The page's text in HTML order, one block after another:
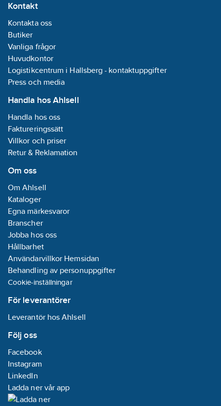
Kontakt
Kontakta oss
Butiker
Vanliga frågor
Huvudkontor
Logistikcentrum i Hallsberg - kontaktuppgifter
Press och media
Handla hos Ahlsell
Handla hos oss
Faktureringssätt
Villkor och priser
Retur & Reklamation
Om oss
Om Ahlsell
Kataloger
Egna märkesvaror
Branscher
Jobba hos oss
Hållbarhet
Användarvillkor Hemsidan
Behandling av personuppgifter
Cookie-inställningar
För leverantörer
Leverantör hos Ahlsell
Följ oss
Facebook
Instagram
LinkedIn
Ladda ner vår app